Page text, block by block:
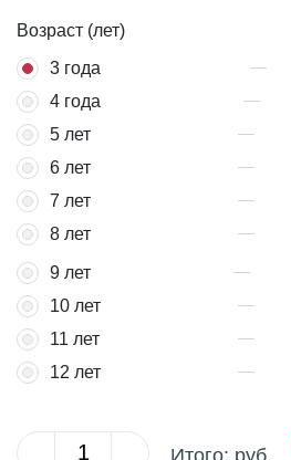
Возраст (лет)
3 года
4 года
5 лет
6 лет
7 лет
8 лет
9 лет
10 лет
11 лет
12 лет
Итого: руб.